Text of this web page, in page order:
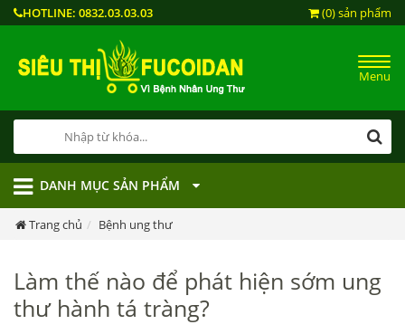
HOTLINE: 0832.03.03.03 (0) sản phẩm
Menu
DANH MỤC SẢN PHẨM
Trang chủ Bệnh ung thư
Làm thế nào để phát hiện sớm ung
thư hành tá tràng?